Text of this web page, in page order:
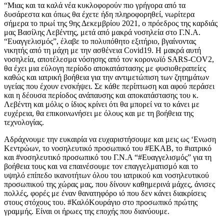
“Μιας και τα καλά νέα κυκλοφορούν πιο γρήγορα από τα
δυσάρεστα και όπως θα έχετε ήδη πληροφορηθεί, νωρίτερα
σήμερα το πρωί της 9ης Δεκεμβρίου 2021, ο πρόεδρος της καρδιάς
μας Βασίλης Λεβέντης, μετά από μακρά νοσηλεία στο Γ.Ν.Α.
“Ευαγγελισμός”, έλαβε το πολυπόθητο εξιτήριο, βγαίνοντας
νικητής από τη μάχη με την ασθένεια Covid19. Η μακρά αυτή
νοσηλεία, αποτέλεσμα νόσησης από τον κορονωϊό SARS-COV2,
θα έχει μια εύλογη περίοδο αποκατάστασης με φυσιοθεραπείες
καθώς και ιατρική βοήθεια για την αντιμετώπιση των ζητημάτων
υγείας που έχουν ενσκήψει. Σε κάθε περίπτωση και αφού περάσει
και η δέουσα περίοδος ανάπαυσης και αποκατάστασης του κ.
Λεβέντη και μόλις ο ίδιος κρίνει ότι θα μπορεί να το κάνει με
ευχέρεια, θα επικοινωνήσει με όλους και με τη βοήθεια της
τεχνολογίας.
Αδράχνουμε την ευκαιρία να ευχαριστήσουμε και μεις ως ‘Ενωση
Κεντρώων, το νοσηλευτικό προσωπικό του #ΕΚΑΒ, το #ιατρικό
και #νοσηλευτικό προσωπικό του Γ.Ν.Α “#Ευαγγελισμός” για τη
βοήθεια τους και να επαινέσουμε τον επαγγελματισμό και το
υψηλό επίπεδο ικανοτήτων όλου του ιατρικού και νοσηλευτικού
προσωπικού της χώρας μας, που δίνουν καθημερινά μάχες, άνισες
πολλές, φορές με έναν θανατηφόρο ιό που δεν κάνει διακρίσεις
στους στόχους του. #ΚαλόΚουράγιο στο προσωπικό πρώτης
γραμμής. Είναι οι ήρωες της εποχής που διανύουμε.